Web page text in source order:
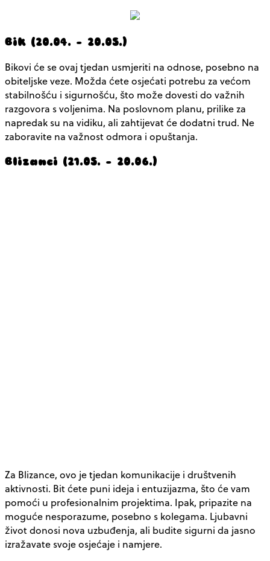
Bik (20.04. – 20.05.)
Bikovi će se ovaj tjedan usmjeriti na odnose, posebno na
obiteljske veze. Možda ćete osjećati potrebu za većom
stabilnošću i sigurnošću, što može dovesti do važnih
razgovora s voljenima. Na poslovnom planu, prilike za
napredak su na vidiku, ali zahtijevat će dodatni trud. Ne
zaboravite na važnost odmora i opuštanja.
Blizanci (21.05. – 20.06.)
Za Blizance, ovo je tjedan komunikacije i društvenih
aktivnosti. Bit ćete puni ideja i entuzijazma, što će vam
pomoći u profesionalnim projektima. Ipak, pripazite na
moguće nesporazume, posebno s kolegama. Ljubavni
život donosi nova uzbuđenja, ali budite sigurni da jasno
izražavate svoje osjećaje i namjere.